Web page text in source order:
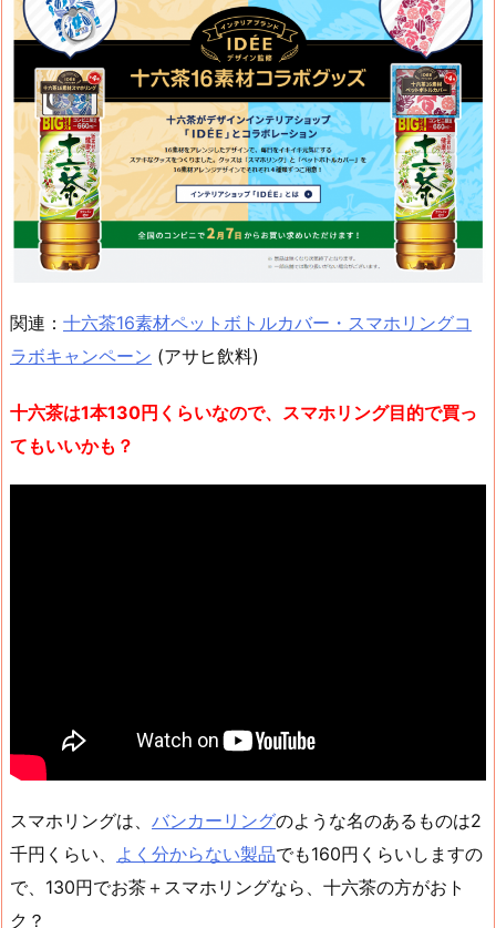
関連： 十六茶16素材ペットボトルカバー・スマホリングコ
ラボキャンペーン (アサヒ飲料)
十六茶は1本130円くらいなので、スマホリング目的で買っ
てもいいかも？
スマホリングは、 バンカーリングのような名のあるものは2
千円くらい、 よく分からない製品でも160円くらいしますの
で、130円でお茶＋スマホリングなら、十六茶の方がおト
ク？